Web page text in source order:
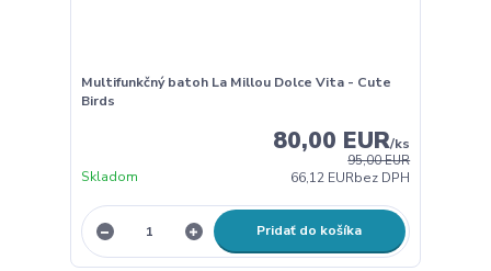
Multifunkčný batoh La Millou Dolce Vita - Cute
Birds
95,00 EUR
80,00 EUR/ks
66,12 EURbez DPH
Skladom
Pridať do košíka